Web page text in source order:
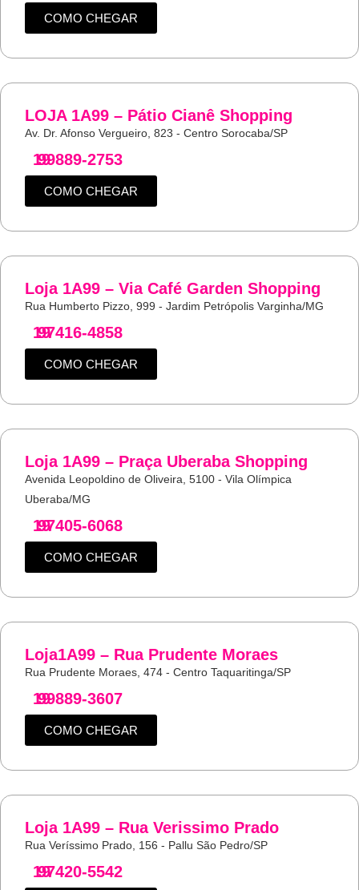
COMO CHEGAR
LOJA 1A99 – Pátio Cianê Shopping
Av. Dr. Afonso Vergueiro, 823 - Centro Sorocaba/SP
19
99889-2753
COMO CHEGAR
Loja 1A99 – Via Café Garden Shopping
Rua Humberto Pizzo, 999 - Jardim Petrópolis Varginha/MG
19
97416-4858
COMO CHEGAR
Loja 1A99 – Praça Uberaba Shopping
Avenida Leopoldino de Oliveira, 5100 - Vila Olímpica
Uberaba/MG
19
97405-6068
COMO CHEGAR
Loja1A99 – Rua Prudente Moraes
Rua Prudente Moraes, 474 - Centro Taquaritinga/SP
19
99889-3607
COMO CHEGAR
Loja 1A99 – Rua Verissimo Prado
Rua Veríssimo Prado, 156 - Pallu São Pedro/SP
19
97420-5542